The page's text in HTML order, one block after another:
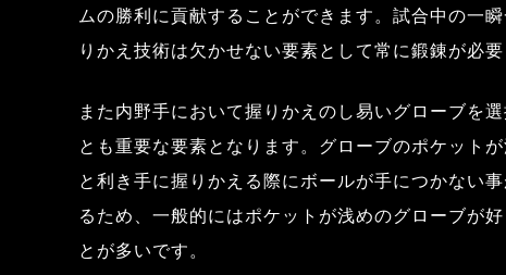
ムの勝利に貢献することができます。試合中の一
りかえ技術は欠かせない要素として常に鍛錬が必要
また内野手において握りかえのし易いグローブを選
とも重要な要素となります。グローブのポケットが
と利き手に握りかえる際にボールが手につかない
るため、一般的にはポケットが浅めのグローブが好
とが多いです。